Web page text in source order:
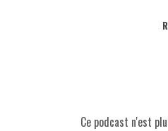
Ce podcast n'est